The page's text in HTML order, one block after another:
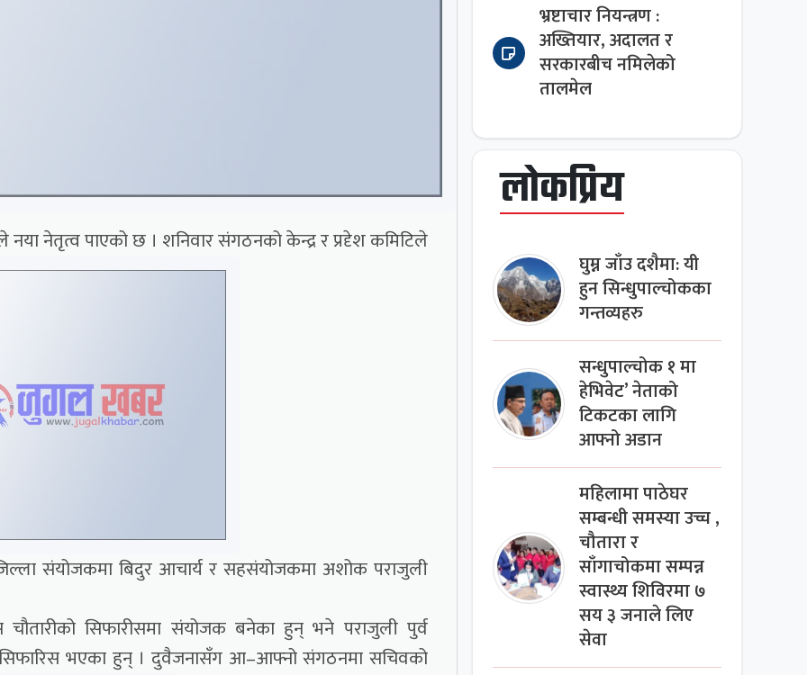
नेतृत्व पाएको छ । शनिवार संगठनको केन्द्र र प्रदृेश कमिटिले
संयोजकमा बिदुर आचार्य र सहसंयोजकमा अशोक पराजुली
सिफारीसमा संयोजक बनेका हुन् भने पराजुली पुर्व
भएका हुन् । दुवैजनासँग आ–आफ्नो संगठनमा सचिवको
भ्रष्टाचार नियन्त्रण :
अख्तियार, अदालत र
सरकारबीच नमिलेको
तालमेल
लोकप्रिय
घुम्न जाँउ दशैमा: यी
हुन सिन्धुपाल्चोकका
गन्तव्यहरु
सन्धुपाल्चोक १ मा
हेभिवेट’ नेताको
टिकटका लागि
आफ्नो अडान
महिलामा पाठेघर
सम्बन्धी समस्या उच्च ,
चौतारा र
साँगाचोकमा सम्पन्न
स्वास्थ्य शिविरमा ७
सय ३ जनाले लिए
सेवा